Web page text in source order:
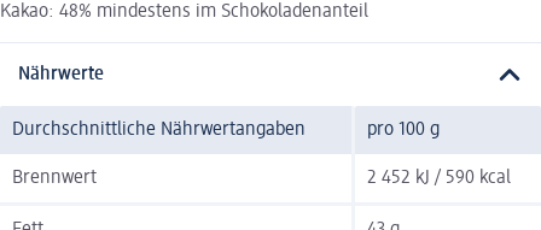
Kakao: 48% mindestens im Schokoladenanteil
Nährwerte
Durchschnittliche Nährwertangaben pro 100 g
Brennwert 2 452 kJ / 590 kcal